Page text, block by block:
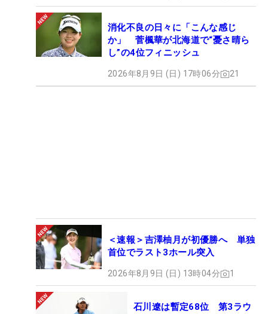
消化不良の日々に「こんな感じ
か」 菅楓華が北海道で“憂さ晴ら
し”の4位フィニッシュ
2026年8月9日 (日) 17時06分 21
＜速報＞吉澤柚月が初優勝へ 単独
首位でラスト3ホール突入
2026年8月9日 (日) 13時04分 1
石川遼は暫定68位 第3ラウ